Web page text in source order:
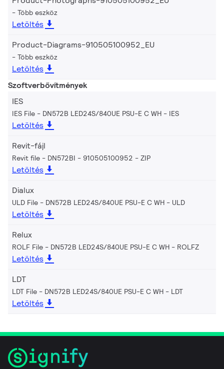
Több eszköz
Letöltés
Product-Diagrams-910505100952_EU
Több eszköz
Letöltés
Szoftverbővítmények
IES
IES File - DN572B LED24S/840UE PSU-E C WH IES
Letöltés
Revit-fájl
Revit file - DN572BI - 910505100952 ZIP
Letöltés
Dialux
ULD File - DN572B LED24S/840UE PSU-E C WH ULD
Letöltés
Relux
ROLF File - DN572B LED24S/840UE PSU-E C WH ROLFZ
Letöltés
LDT
LDT File - DN572B LED24S/840UE PSU-E C WH LDT
Letöltés